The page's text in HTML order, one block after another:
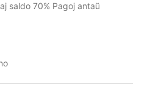
saldo 70% Pagoj antaŭ